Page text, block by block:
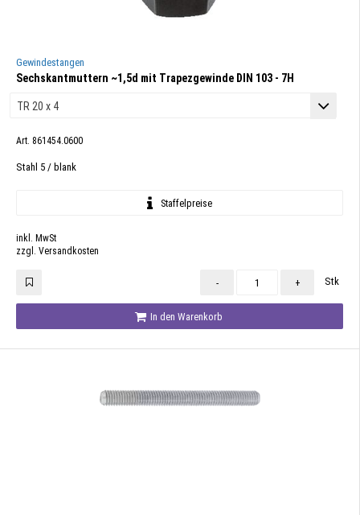
Gewindestangen
Sechskantmuttern ~1,5d mit Trapezgewinde DIN 103 - 7H
Art. 861454.0600
Stahl 5 / blank
Staffelpreise
inkl. MwSt
zzgl. Versandkosten
- + Stk
In den Warenkorb